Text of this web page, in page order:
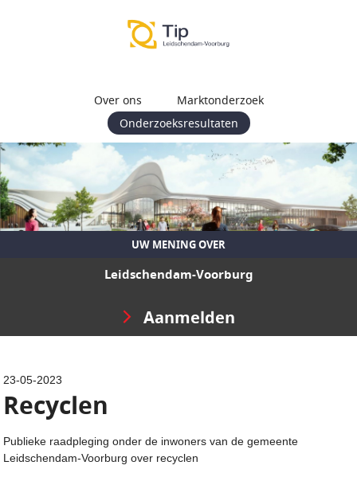
Over ons
Marktonderzoek
Onderzoeksresultaten
UW MENING OVER
Leidschendam-Voorburg
Aanmelden
23-05-2023
Recyclen
Publieke raadpleging onder de inwoners van de gemeente
Leidschendam-Voorburg over recyclen